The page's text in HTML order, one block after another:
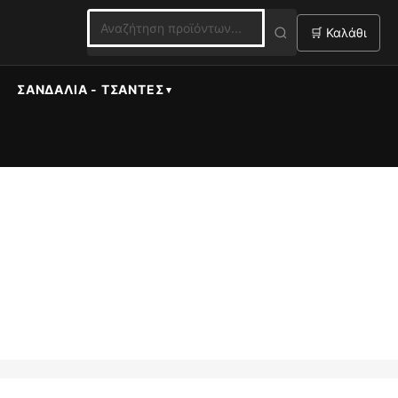
🛒 Καλάθι
ΣΑΝΔΆΛΙΑ - ΤΣΆΝΤΕΣ